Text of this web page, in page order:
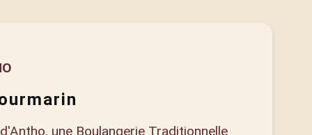
une Boulangerie Traditionnelle